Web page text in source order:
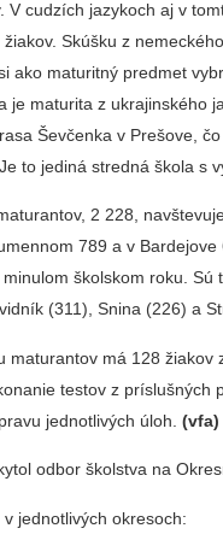
V cudzích jazykoch aj v
Skúšku z
ako maturitný predmet
je maturita z ukrajinského
Ševčenka v Prešove,
to jediná stredná škola s
2 228,
789 a v
školskom roku.
(311), Snina (226) a
maturantov má 128
testov z
jednotlivých úloh.(vfa)
odbor školstva na
jednotlivých okresoch: